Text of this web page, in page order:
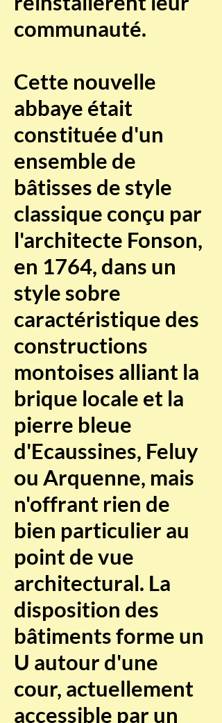
communauté.
Cette nouvelle
abbaye était
constituée d'un
ensemble de
bâtisses de style
classique conçu par
l'architecte Fonson,
en 1764, dans un
style sobre
caractéristique des
constructions
montoises alliant la
brique locale et la
pierre bleue
d'Ecaussines, Feluy
ou Arquenne, mais
n'offrant rien de
bien particulier au
point de vue
architectural. La
disposition des
bâtiments forme un
U autour d'une
cour, actuellement
accessible par un